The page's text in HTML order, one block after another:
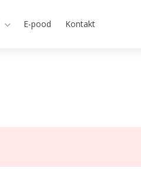
E-pood Kontakt